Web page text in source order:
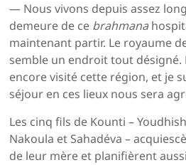
— Nous vivons depuis assez
demeure de ce brahmana
maintenant partir. Le royaume
semble un endroit tout désigné.
encore visité cette région, et je
séjour en ces lieux nous sera
Les cinq fils de Kounti –
Nakoula et Sahadéva –
de leur mère et planifièrent